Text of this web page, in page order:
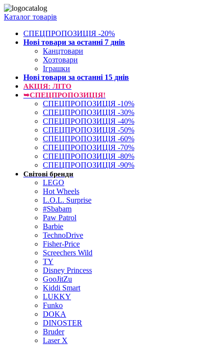
Каталог товарів
СПЕЦПРОПОЗИЦІЯ -20%
Нові товари за останнi 7 днiв
Канцтовари
Хозтовари
Іграшки
Нові товари за останнi 15 днiв
АКЦІЯ: ЛІТО
➥СПЕЦПРОПОЗИЦІЯ!
СПЕЦПРОПОЗИЦІЯ -10%
СПЕЦПРОПОЗИЦІЯ -30%
СПЕЦПРОПОЗИЦІЯ -40%
СПЕЦПРОПОЗИЦІЯ -50%
СПЕЦПРОПОЗИЦІЯ -60%
СПЕЦПРОПОЗИЦІЯ -70%
СПЕЦПРОПОЗИЦІЯ -80%
СПЕЦПРОПОЗИЦІЯ -90%
Світові бренди
LEGO
Hot Wheels
L.O.L. Surprise
#Sbabam
Paw Patrol
Barbie
TechnoDrive
Fisher-Price
Screechers Wild
TY
Disney Princess
GooJitZu
Kiddi Smart
LUKKY
Funko
DOKA
DINOSTER
Bruder
Laser X